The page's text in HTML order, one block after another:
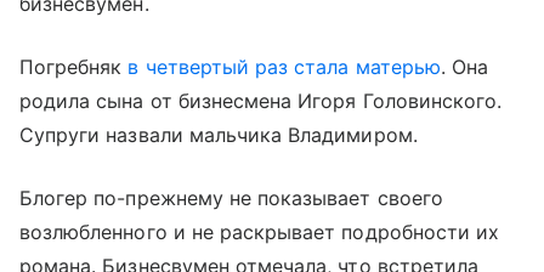
Погребняк в четвертый раз стала матерью. Она
родила сына от бизнесмена Игоря Головинского.
Супруги назвали мальчика Владимиром.
Блогер по-прежнему не показывает своего
возлюбленного и не раскрывает подробности их
романа. Бизнесвумен отмечала, что встретила